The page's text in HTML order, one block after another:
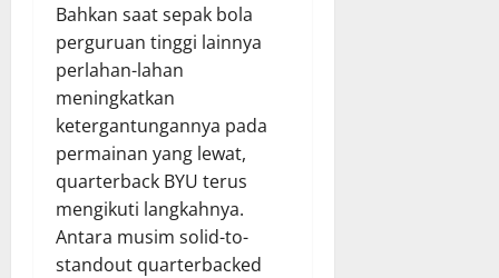
Bahkan saat sepak bola
perguruan tinggi lainnya
perlahan-lahan
meningkatkan
ketergantungannya pada
permainan yang lewat,
quarterback BYU terus
mengikuti langkahnya.
Antara musim solid-to-
standout quarterbacked